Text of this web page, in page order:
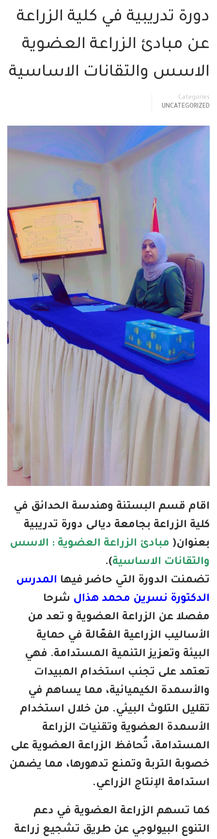
تدريبية في كلية الزراعة
مبادئ الزراعة العضوية
والتقانات الاساسية
قسم البستنة وهندسة الحدائق في
الزراعة بجامعة ديالى دورة تدريبية
مبادئ الزراعة العضوية : الاسس
الاساسية).
الدورة التي حاضر فيهاالمدرس
نسرين محمد هذالشرحا
عن الزراعة العضوية و تعد من
الزراعية الفعّالة في حماية
وتعزيز التنمية المستدامة. فهي
على تجنب استخدام المبيدات
الكيميائية، مما يساهم في
التلوث البيئي. من خلال استخدام
العضوية وتقنيات الزراعة
تُحافظ الزراعة العضوية على
التربة وتمنع تدهورها، مما يضمن
الإنتاج الزراعي.
تسهم الزراعة العضوية في دعم
البيولوجي عن طريق تشجيع زراعة